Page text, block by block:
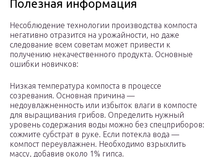
Полезная информация
Несоблюдение технологии производства компоста
негативно отразится на урожайности, но даже
следование всем советам может привести к
получению некачественного продукта. Основные
ошибки новичков:
Низкая температура компоста в процессе
созревания. Основная причина —
недоувлажненность или избыток влаги в компосте
для выращивания грибов. Определить нужный
уровень содержания воды можно без спецприборов:
сожмите субстрат в руке. Если потекла вода —
компост переувлажнен. Необходимо взрыхлить
массу, добавив около 1% гипса.